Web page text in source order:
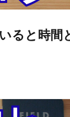
ると時間